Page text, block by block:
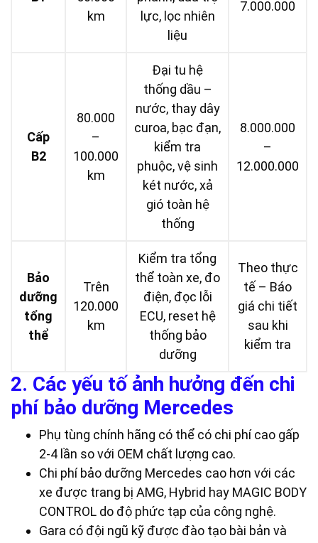
km
lực, lọc nhiên
liệu
7.000.000
Cấp
B2
80.000
–
100.000
km
Đại tu hệ
thống dầu –
nước, thay dây
curoa, bạc đạn,
kiểm tra
phuộc, vệ sinh
két nước, xả
gió toàn hệ
thống
8.000.000
–
12.000.000
Bảo
dưỡng
tổng
thể
Trên
120.000
km
Kiểm tra tổng
thể toàn xe, đo
điện, đọc lỗi
ECU, reset hệ
thống bảo
dưỡng
Theo thực
tế – Báo
giá chi tiết
sau khi
kiểm tra
2. Các yếu tố ảnh hưởng đến chi
phí bảo dưỡng Mercedes
Phụ tùng chính hãng có thể có chi phí cao gấp
2-4 lần so với OEM chất lượng cao.
Chi phí bảo dưỡng Mercedes cao hơn với các
xe được trang bị AMG, Hybrid hay MAGIC BODY
CONTROL do độ phức tạp của công nghệ.
Gara có đội ngũ kỹ được đào tạo bài bản và